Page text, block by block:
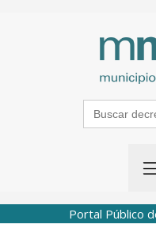
Search
for:
Portal Público